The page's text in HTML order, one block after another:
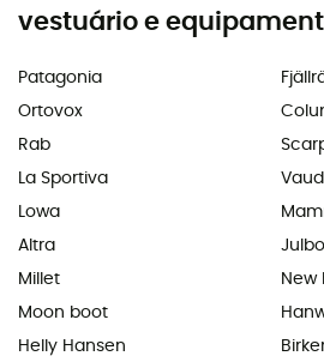
vestuário e
Patagonia
Ortovox
Rab
La Sportiva
Lowa
Altra
Millet
Moon boot
Helly Hansen
Julbo
New